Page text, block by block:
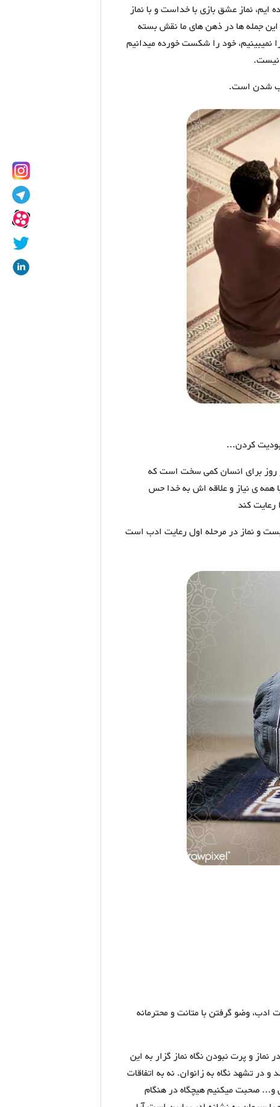
ایم، نماز عشق بازی با خداست و با نماز
این جمله ها در ذهن های ما نقش بسته
نمیبینیم، خود را شکست خورده میدانیم
نیست.
شدن است.
کردن...
تکرار یک عبادت در روز برای انسان کمی سخت است که
همه ی نیاز و علاقه اش به خدا حس
رعایت کند
و نماز در مرحله اول رعایت ادب است
ادب، وضو گرفتن با متانت و محترمانه
و پرت نبودن نگاه نماز گزار به این
تشهد نگاه به زانوان. نه به اتفاقات
و... صحبت میکنیم هیچگاه در هنگام